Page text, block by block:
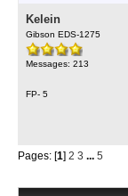
Kelein
Gibson EDS-1275
Messages: 213
FP- 5
Pages: [1] 2 3 ... 5